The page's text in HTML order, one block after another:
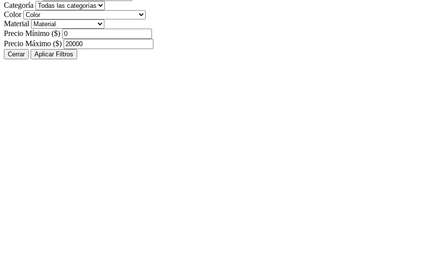
Categoría
Color
Material
Precio Mínimo ($)
Precio Máximo ($)
Cerrar Aplicar Filtros